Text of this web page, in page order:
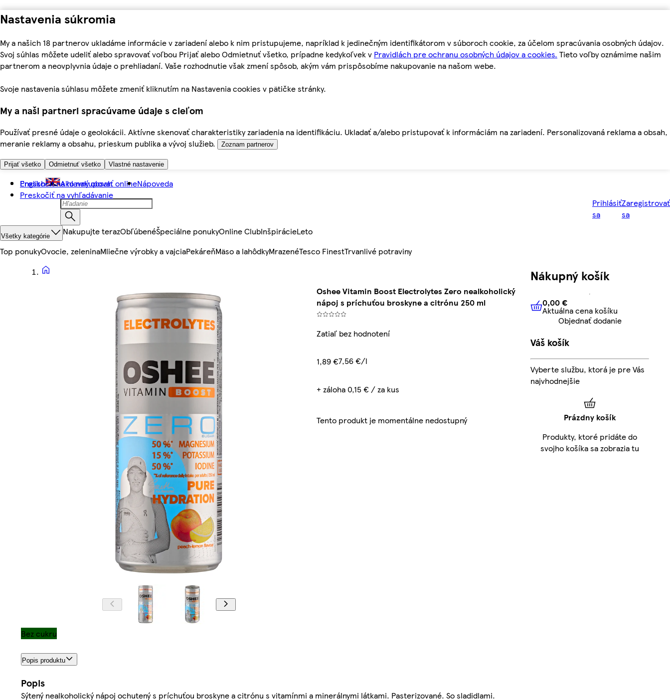
Nastavenia súkromia
My a našich 18 partnerov ukladáme informácie v zariadení alebo k nim pristupujeme, napríklad k jedinečným identifikátorom v súboroch cookie, za účelom spracúvania osobných údajov.
Svoj súhlas môžete udeliť alebo spravovať voľbou Prijať alebo Odmietnuť všetko, prípadne kedykoľvek v Pravidlách pre ochranu osobných údajov a cookies. Tieto voľby oznámime našim
partnerom a neovplyvnia údaje o prehliadaní. Vaše rozhodnutie však zmení spôsob, akým vám prispôsobíme nakupovanie na našom webe.
Svoje nastavenia súhlasu môžete zmeniť kliknutím na Nastavenia cookies v pätičke stránky.
My a naši partneri spracúvame údaje s cieľom
Používať presné údaje o geolokácii. Aktívne skenovať charakteristiky zariadenia na identifikáciu. Ukladať a/alebo pristupovať k informáciám na zariadení. Personalizovaná reklama a obsah,
meranie reklamy a obsahu, prieskum publika a vývoj služieb.
Zoznam partnerov
Prijať všetko Odmietnuť všetko Vlastné nastavenie
Preskočiť na hlavný obsah
Preskočiť na vyhľadávanie
English Ako nakupovať onlineNápoveda
Prihlásiť
sa
Zaregistrovať
sa
Všetky kategórie Nakupujte terazObľúbenéŠpeciálne ponukyOnline ClubInšpirácieLeto
Top ponukyOvocie, zeleninaMliečne výrobky a vajciaPekáreňMäso a lahôdkyMrazenéTesco FinestTrvanlivé potraviny
Oshee Vitamin Boost Electrolytes Zero nealkoholický
nápoj s príchuťou broskyne a citrónu 250 ml
Zatiaľ bez hodnotení
1,89 €7,56 €/l
+ záloha 0,15 € / za kus
Tento produkt je momentálne nedostupný
Bez cukru
Popis produktu
Popis
Sýtený nealkoholický nápoj ochutený s príchuťou broskyne a citrónu s vitamínmi a minerálnymi látkami. Pasterizované. So sladidlami.
Nákupný košík
0,00 € Aktuálna cena košíku
0,00 €
Aktuálna cena košíku
Objednať dodanie
Váš košík
Vyberte službu, ktorá je pre Vás
najvhodnejšie
Prázdny košík
Produkty, ktoré pridáte do
svojho košíka sa zobrazia tu